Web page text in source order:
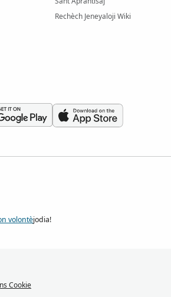
Rechèch Jeneyaloji Wiki
volontèjodia!
Cookie